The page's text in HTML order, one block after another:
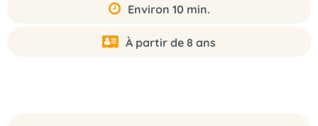
Environ 10 min.
À partir de 8 ans